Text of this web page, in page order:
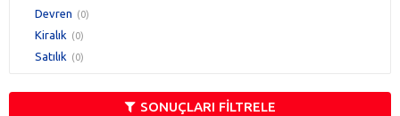
Devren (0)
Kiralık (0)
Satılık (0)
SONUÇLARI FİLTRELE